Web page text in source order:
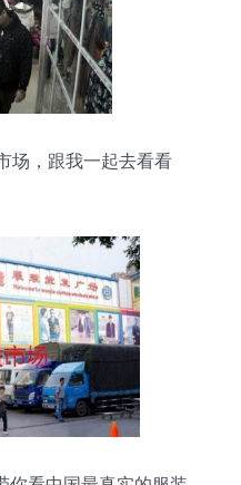
场，跟我一起去看看